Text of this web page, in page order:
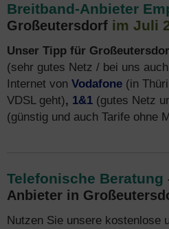
Breitband-Anbieter
Großeutersdorf im Juli
Unser Tipp für
(sehr gutes Netz / bei uns
Internet von Vodafone (in
VDSL geht), 1&1 (gutes Netz
(günstig und auch Tarife ohne
Telefonische Beratung
Anbieter in
Nutzen Sie unsere kostenlose